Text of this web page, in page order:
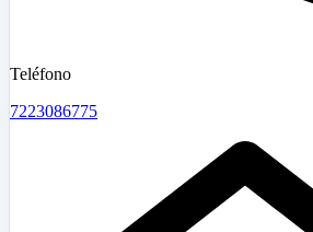
Teléfono
7223086775